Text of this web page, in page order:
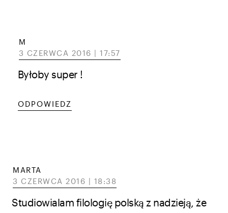
M
3 CZERWCA 2016 | 17:57
Byłoby super !
ODPOWIEDZ
MARTA
3 CZERWCA 2016 | 18:38
Studiowialam filologię polską z nadzieją, że